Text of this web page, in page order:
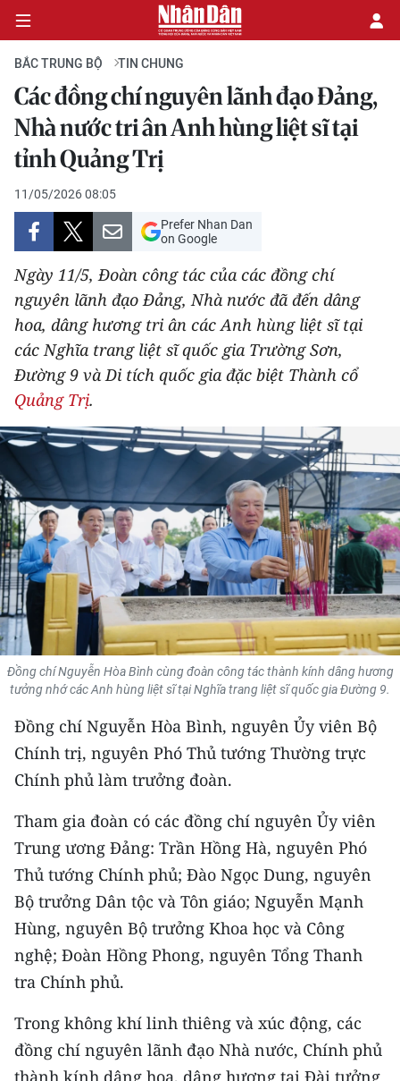
CHÍNH TRỊ
KINH TẾ
VĂN HÓA
XÃ HỘI
PHÁP LUẬT
DU LỊCH
THẾ GIỚI
THỂ THAO
GIÁO DỤC
Y TẾ
KHOA HỌC - CÔNG NGHỆ
MÔI TRƯỜNG
BẠN ĐỌC
KIỂM CHỨNG THÔNG TIN
TRI THỨC CHUYÊN SÂU
54 DÂN TỘC VIỆT NAM
CHƯƠNG TRÌNH OCOP - MỖI XÃ
MỘT SẢN PHẨM
MEDIA CENTER
E-Magazine
Video
Media Chính trị
BẮC TRUNG BỘ TIN CHUNG
Các đồng chí nguyên lãnh đạo Đảng,
Nhà nước tri ân Anh hùng liệt sĩ tại
tỉnh Quảng Trị
11/05/2026 08:05
Prefer Nhan Dan
on Google
Ngày 11/5, Đoàn công tác của các đồng chí
nguyên lãnh đạo Đảng, Nhà nước đã đến dâng
hoa, dâng hương tri ân các Anh hùng liệt sĩ tại
các Nghĩa trang liệt sĩ quốc gia Trường Sơn,
Đường 9 và Di tích quốc gia đặc biệt Thành cổ
Quảng Trị.
Đồng chí Nguyễn Hòa Bình cùng đoàn công tác thành kính dâng hương
tưởng nhớ các Anh hùng liệt sĩ tại Nghĩa trang liệt sĩ quốc gia Đường 9.
Đồng chí Nguyễn Hòa Bình, nguyên Ủy viên Bộ
Chính trị, nguyên Phó Thủ tướng Thường trực
Chính phủ làm trưởng đoàn.
Tham gia đoàn có các đồng chí nguyên Ủy viên
Trung ương Đảng: Trần Hồng Hà, nguyên Phó
Thủ tướng Chính phủ; Đào Ngọc Dung, nguyên
Bộ trưởng Dân tộc và Tôn giáo; Nguyễn Mạnh
Hùng, nguyên Bộ trưởng Khoa học và Công
nghệ; Đoàn Hồng Phong, nguyên Tổng Thanh
tra Chính phủ.
Trong không khí linh thiêng và xúc động, các
đồng chí nguyên lãnh đạo Nhà nước, Chính phủ